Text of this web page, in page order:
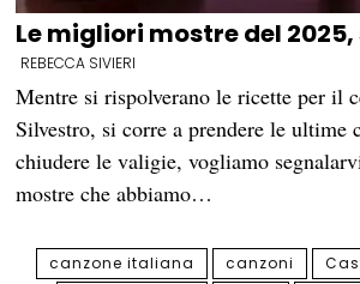
Le migliori mostre del
REBECCA SIVIERI
Mentre si rispolverano le ricette per il
Silvestro, si corre a prendere le ultime
chiudere le valigie, vogliamo
mostre che abbiamo…
canzone italiana canzoni